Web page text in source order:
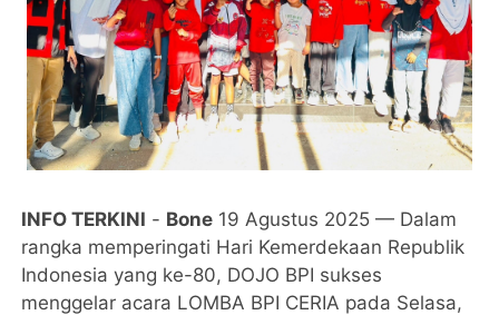
INFO TERKINI - Bone 19 Agustus 2025 — Dalam
rangka memperingati Hari Kemerdekaan Republik
Indonesia yang ke-80, DOJO BPI sukses
menggelar acara LOMBA BPI CERIA pada Selasa,